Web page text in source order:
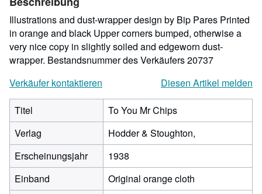
Illustrations and dust-wrapper design by Bip Pares Printed
in orange and black Upper corners bumped, otherwise a
very nice copy in slightly soiled and edgeworn dust-
wrapper. Bestandsnummer des Verkäufers 20737
Verkäufer kontaktieren
Diesen Artikel melden
Titel
To You Mr Chips
Verlag
Hodder & Stoughton,
Erscheinungsjahr
1938
Einband
Original orange cloth